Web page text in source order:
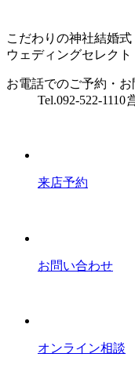
こだわりの神社結婚
ウェディングセレクト
お電話でのご予約・
Tel.092-522-1110
来店予約
お問い合わせ
オンライン相談